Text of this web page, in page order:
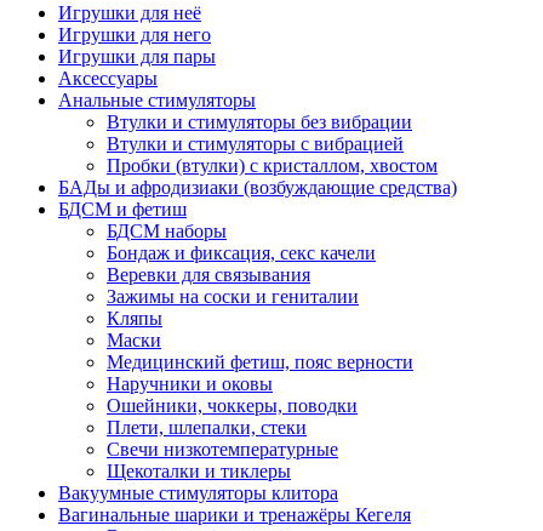
Игрушки для неё
Игрушки для него
Игрушки для пары
Аксессуары
Анальные стимуляторы
Втулки и стимуляторы без вибрации
Втулки и стимуляторы с вибрацией
Пробки (втулки) с кристаллом, хвостом
БАДы и афродизиаки (возбуждающие средства)
БДСМ и фетиш
БДСМ наборы
Бондаж и фиксация, секс качели
Веревки для связывания
Зажимы на соски и гениталии
Кляпы
Маски
Медицинский фетиш, пояс верности
Наручники и оковы
Ошейники, чоккеры, поводки
Плети, шлепалки, стеки
Свечи низкотемпературные
Щекоталки и тиклеры
Вакуумные стимуляторы клитора
Вагинальные шарики и тренажёры Кегеля